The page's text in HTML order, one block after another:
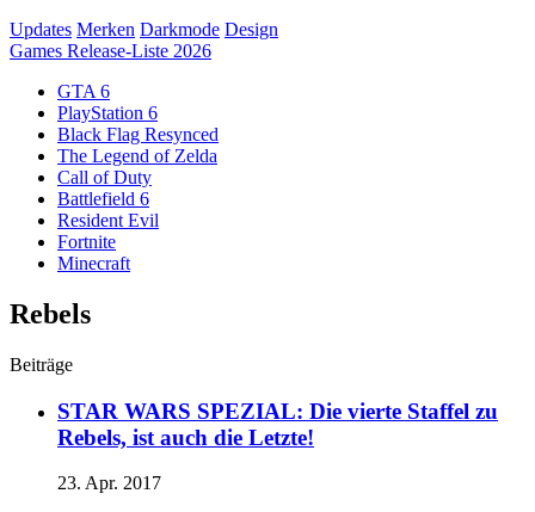
Updates Merken Darkmode Design
Games Release-Liste 2026
GTA 6
PlayStation 6
Black Flag Resynced
The Legend of Zelda
Call of Duty
Battlefield 6
Resident Evil
Fortnite
Minecraft
Rebels
Beiträge
STAR WARS SPEZIAL: Die vierte Staffel zu
Rebels, ist auch die Letzte!
23. Apr. 2017